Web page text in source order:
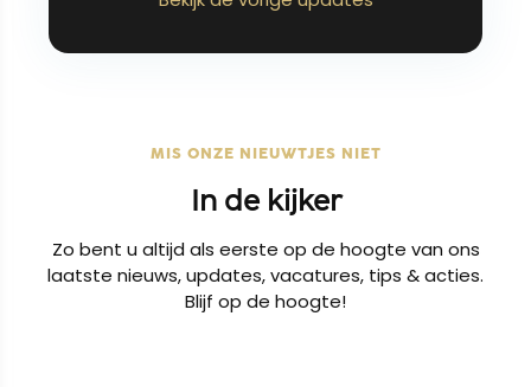
MIS ONZE NIEUWTJES NIET
In de kijker
Zo bent u altijd als eerste op de hoogte van ons
laatste nieuws, updates, vacatures, tips & acties.
Blijf op de hoogte!